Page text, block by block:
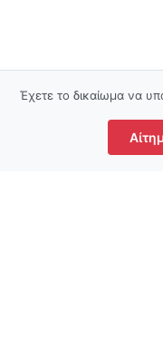
Ο λογαριασμός μου
Έχετε το δικαίωμα να